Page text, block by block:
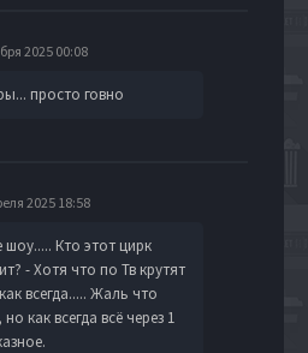
2025 00:08
просто говно
2025 18:58
шоу..... Кто этот цирк
- Хотя что по Тв крутят
всегда..... Жаль что
как всегда всё через 1